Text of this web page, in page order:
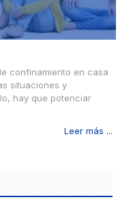
confinamiento en casa
situaciones y
hay que potenciar
Leer más ...